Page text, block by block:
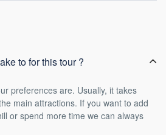
to for this tour ?
preferences are. Usually, it takes
main attractions. If you want to add
or spend more time we can always